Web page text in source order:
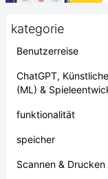
kategorie
Benutzerreise
ChatGPT,
(ML) &
funktionalität
speicher
Scannen & Drucken